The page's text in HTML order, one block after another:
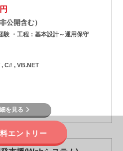
公開含む）
験 ・工程：基本設計～運用保守
C# , VB.NET
を見る
エントリー